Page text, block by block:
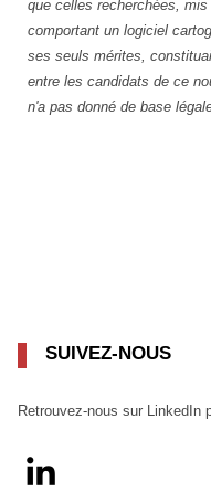
que celles recherchées,
comportant un logiciel
ses seuls mérites,
entre les candidats de ce
n'a pas donné de base
SUIVEZ-NOUS
Retrouvez-nous sur LinkedIn